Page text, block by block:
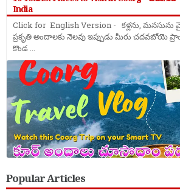
India
Click for English Version - కళ్లను,
ప్రకృతి అందాలకు నెలవు ఇప్పుడు మీరు చదవబోయె
కొండ ...
Popular Articles